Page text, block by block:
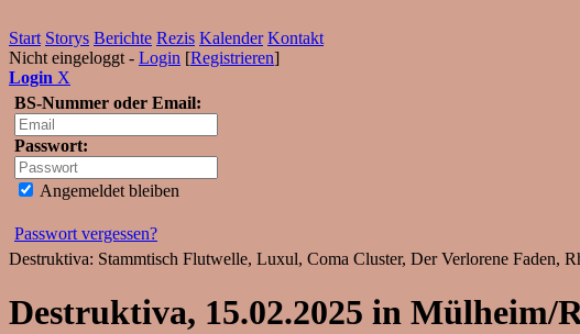
Start Storys Berichte Rezis Kalender Kontakt
Nicht eingeloggt - Login [Registrieren]
Login X
BS-Nummer oder Email:
Passwort:
Angemeldet bleiben
Passwort vergessen?
Destruktiva: Stammtisch Flutwelle, Luxul, Coma Cluster, Der Verlorene Faden,
Destruktiva, 15.02.2025 in Mülheim/